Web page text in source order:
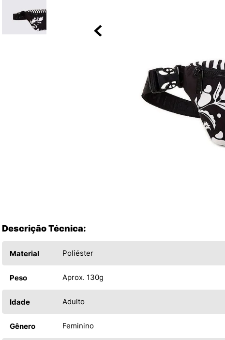
Descrição Técnica:
Material Poliéster
Peso Aprox. 130g
Idade Adulto
Gênero Feminino